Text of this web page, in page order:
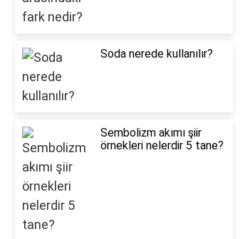
Soda nerede kullanılır?
Sembolizm akımı şiir
örnekleri nelerdir 5 tane?